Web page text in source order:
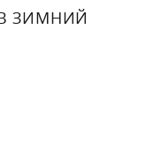
ЗИМНИЙ